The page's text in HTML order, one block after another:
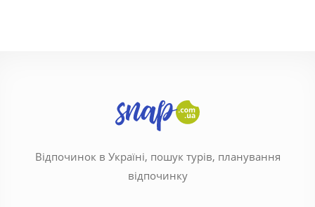
Відпочинок в Україні, пошук турів, планування
відпочинку